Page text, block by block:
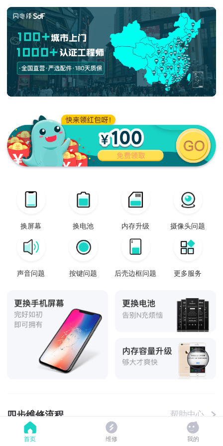
换屏幕 换电池 内存升级 摄像头问题
声音问题 按键问题 后壳边框问题 更多服务
四步维修流程 帮助中心
首页 维修 我的